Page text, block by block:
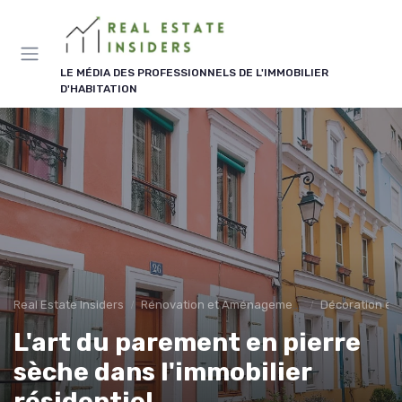
LE MÉDIA DES PROFESSIONNELS DE L'IMMOBILIER
D'HABITATION
Real Estate Insiders Rénovation et Aménagement Décoration et
L'art du parement en pierre
sèche dans l'immobilier